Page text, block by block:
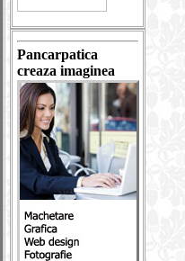
Pancarpatica
creaza imaginea